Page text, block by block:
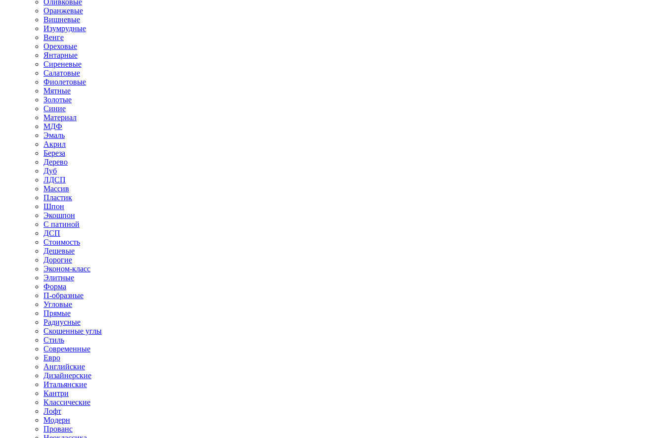
Оранжевые
Вишневые
Изумрудные
Венге
Ореховые
Янтарные
Сиреневые
Салатовые
Фиолетовые
Мятные
Золотые
Синие
Материал
МДФ
Эмаль
Акрил
Береза
Дерево
Дуб
ЛДСП
Массив
Пластик
Шпон
Экошпон
С патиной
ДСП
Стоимость
Дешевые
Дорогие
Эконом-класс
Элитные
Форма
П-образные
Угловые
Прямые
Радиусные
Скошенные углы
Стиль
Современные
Евро
Английские
Дизайнерские
Итальянские
Кантри
Классические
Лофт
Модерн
Прованс